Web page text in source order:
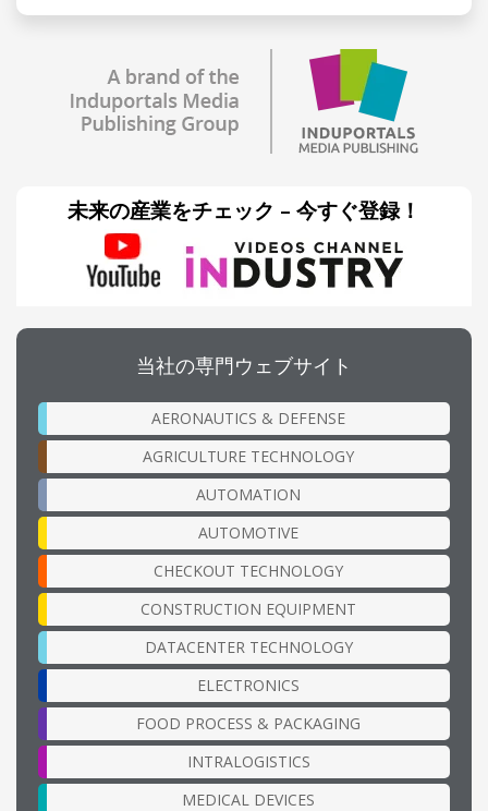
未来の産業をチェック – 今すぐ登録！
当社の専門ウェブサイト
AERONAUTICS & DEFENSE
AGRICULTURE TECHNOLOGY
AUTOMATION
AUTOMOTIVE
CHECKOUT TECHNOLOGY
CONSTRUCTION EQUIPMENT
DATACENTER TECHNOLOGY
ELECTRONICS
FOOD PROCESS & PACKAGING
INTRALOGISTICS
MEDICAL DEVICES